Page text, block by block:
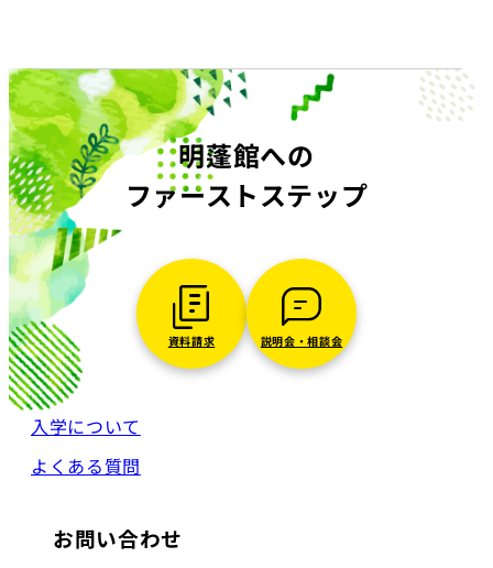
明蓬館への
ファーストステップ
資料請求 説明会・相談会
入学について
よくある質問
お問い合わせ